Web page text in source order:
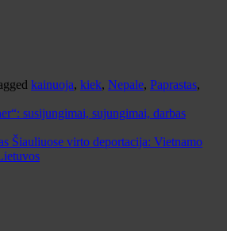
kainuoja, kiek, Nepale, Paprastas,
susijungimai, sujungimai, darbas
Šiauliuose virto deportacija: Vietnamo